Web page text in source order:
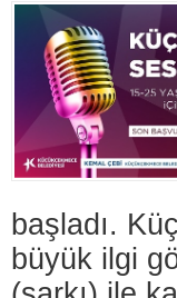
başladı.
büyük ilgi